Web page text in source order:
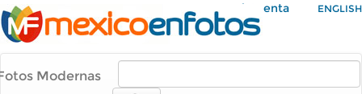
Mi Cuenta ENGLISH
Modernas